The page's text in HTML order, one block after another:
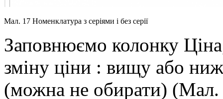
Мал. 17 Номенклатура з серіями і без серії
Заповнюємо колонку
зміну ціни : вищу або
(можна не обирати)